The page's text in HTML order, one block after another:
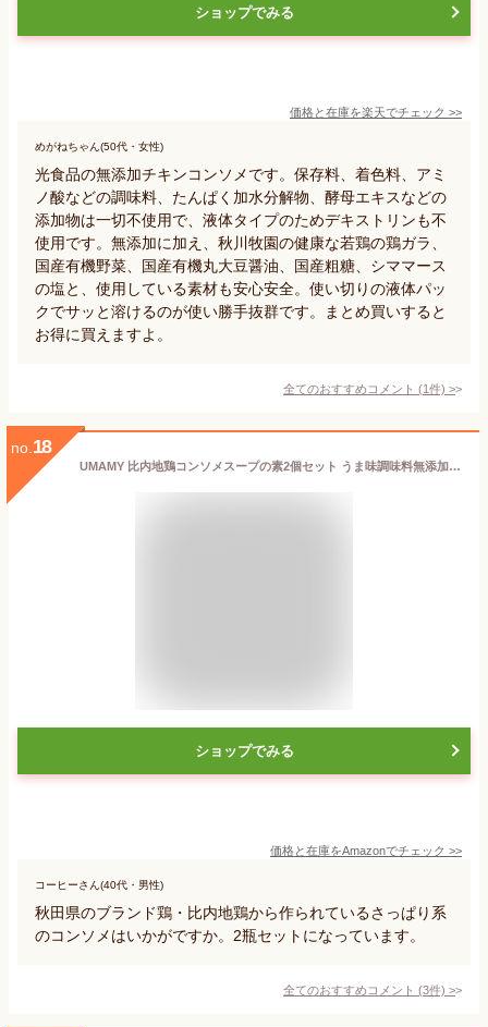
ショップでみる
価格と在庫を楽天でチェック >>
めがねちゃん(50代・女性)
光食品の無添加チキンコンソメです。保存料、着色料、アミ
ノ酸などの調味料、たんぱく加水分解物、酵母エキスなどの
添加物は一切不使用で、液体タイプのためデキストリンも不
使用です。無添加に加え、秋川牧園の健康な若鶏の鶏ガラ、
国産有機野菜、国産有機丸大豆醤油、国産粗糖、シママース
の塩と、使用している素材も安心安全。使い切りの液体パッ
クでサッと溶けるのが使い勝手抜群です。まとめ買いすると
お得に買えますよ。
全てのおすすめコメント (1件) >
no. 18
UMAMY 比内地鶏コンソメスープの素2個セット うま味調味料無添加 塩分控えめ パウダー 瓶入り 父 誕生日プレゼント 女性 人気 ギフト おしゃれ プレゼント 人気商品 父の日 父の日ギフト 御中元 お中元 お中元ギフト
ショップでみる
価格と在庫をAmazonでチェック >>
コーヒーさん(40代・男性)
秋田県のブランド鶏・比内地鶏から作られているさっぱり系
のコンソメはいかがですか。2瓶セットになっています。
全てのおすすめコメント (3件) >